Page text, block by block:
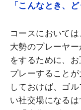
「こんなとき、ど
コースにおいて
大勢のプレーヤ
をするために、
プレーすること
しておけば、ゴ
い社交場になる